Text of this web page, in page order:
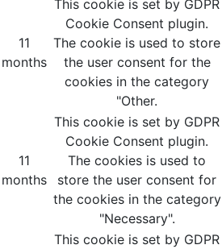
11
months
This cookie is set by GDPR
Cookie Consent plugin.
The cookie is used to store
the user consent for the
cookies in the category
"Other.
11
months
This cookie is set by GDPR
Cookie Consent plugin.
The cookies is used to
store the user consent for
the cookies in the category
"Necessary".
This cookie is set by GDPR